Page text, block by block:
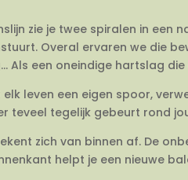
zie je twee spiralen in
Overal ervaren we die
Als een oneindige hartslag
leven een eigen spoor,
teveel tegelijk gebeurt rond
zich van binnen af. De
helpt je een nieuwe